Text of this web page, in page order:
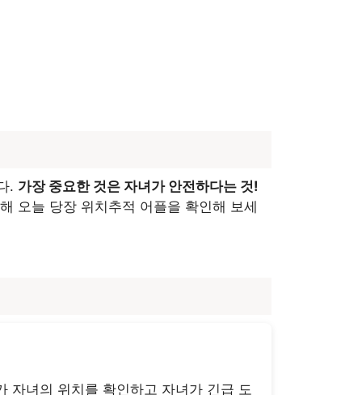
. 가장 중요한 것은 자녀가 안전하다는 것!
오늘 당장 위치추적 어플을 확인해 보세
자녀의 위치를 확인하고 자녀가 긴급 도